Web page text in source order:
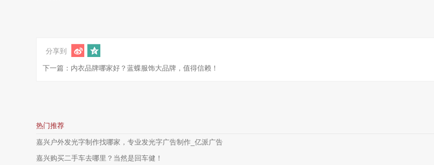
分享到
下一篇：内衣品牌哪家好？蓝蝶服饰大品牌，值得信赖！
热门推荐
嘉兴户外发光字制作找哪家，专业发光字广告制作_亿派广告
嘉兴购买二手车去哪里？当然是回车健！